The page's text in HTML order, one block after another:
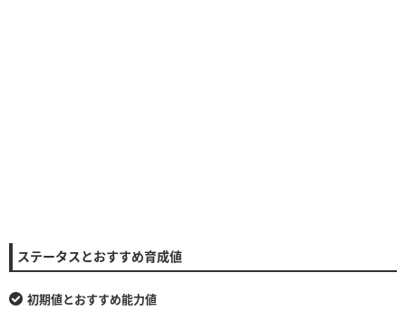
ステータスとおすすめ育成値
初期値とおすすめ能力値